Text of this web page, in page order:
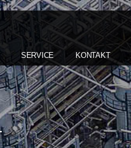
SERVICE KONTAKT